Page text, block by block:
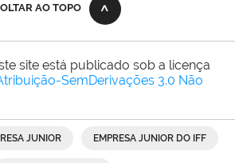
AO TOPO
site está publicado sob a licença
SemDerivações 3.0 Não
JUNIOR EMPRESA JUNIOR DO IFF